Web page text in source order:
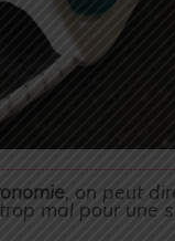
, on peut
mal pour une